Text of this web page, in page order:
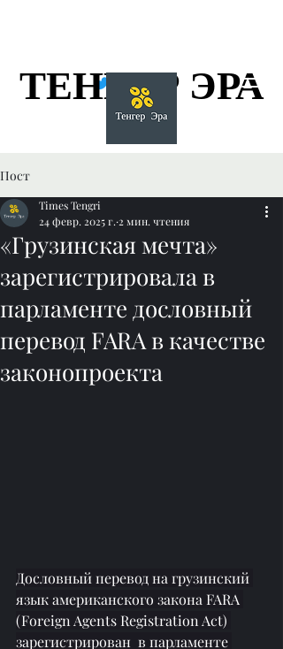
ТЕНГЕР ЭРА
ТЕНГЕР ЭРА
Пост
«Грузинская мечта»
зарегистрировала в
парламенте дословный
перевод FARA в качестве
законопроекта
Times Tengri
24 февр. 2025 г. 2 мин. чтения
Дословный перевод на грузинский
язык американского закона FARA
(Foreign Agents Registration Act)
зарегистрирован  в парламенте